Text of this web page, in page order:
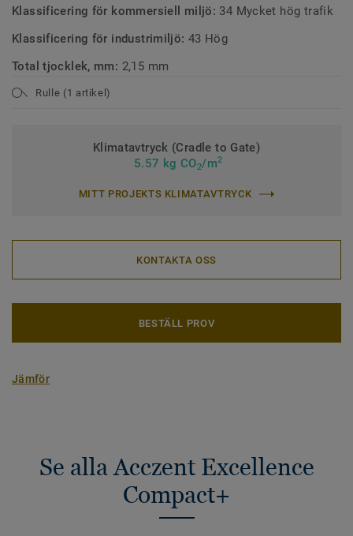
Klassificering för kommersiell miljö: 34 Mycket hög trafik
Klassificering för industrimiljö: 43 Hög
Total tjocklek, mm: 2,15 mm
Rulle (1 artikel)
Klimatavtryck (Cradle to Gate)
5.57 kg CO2/m2
MITT PROJEKTS KLIMATAVTRYCK
KONTAKTA OSS
BESTÄLL PROV
Jämför
Se alla Acczent Excellence
Compact+